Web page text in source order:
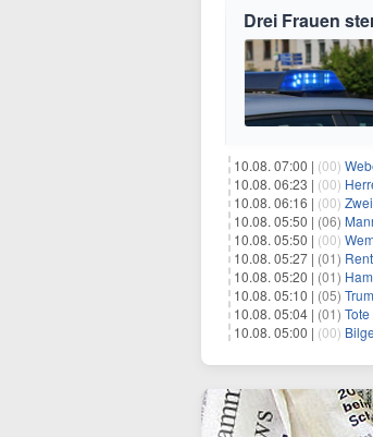
Drei Frauen
10.08. 07:00 | (00)
10.08. 06:23 | (00)
10.08. 06:16 | (00)
10.08. 05:50 | (06)
10.08. 05:50 | (00)
10.08. 05:27 | (01)
10.08. 05:20 | (01)
10.08. 05:10 | (05)
10.08. 05:04 | (01)
10.08. 05:00 | (00)